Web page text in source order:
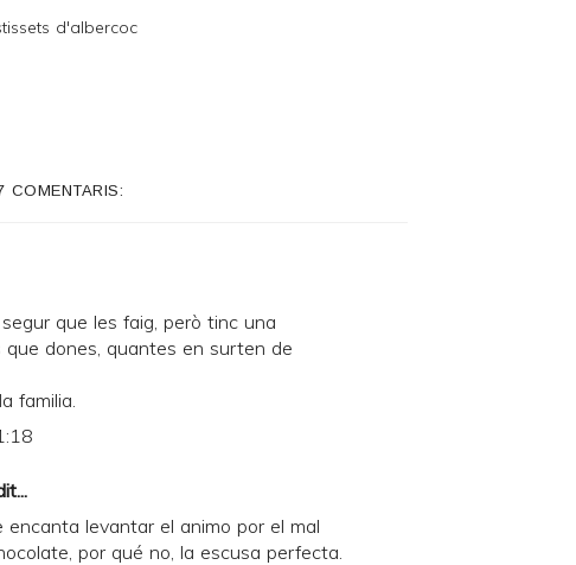
d'albercoc
COMENTARIS:
que les faig, però tinc una
que dones, quantes en surten de
familia.
encanta levantar el animo por el mal
por qué no, la escusa perfecta.